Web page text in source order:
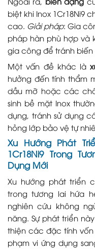
biệt khi Inox 1Cr18Ni9
cao. Giải pháp: Gia
pháp hàn phù hợp và
gia công để tránh biến
Một vấn đề khác là
hưởng đến tính thẩm
dầu mỡ hoặc các
sinh bề mặt Inox
dụng, tránh sử dụng
hỏng lớp bảo vệ tự
Xu Hướng Phát
1Cr18Ni9 Trong
Dụng Mới
Xu hướng phát triển
trong tương lai hứa
nghiên cứu không
năng. Sự phát triển
thiện các đặc tính
phạm vi ứng dụng